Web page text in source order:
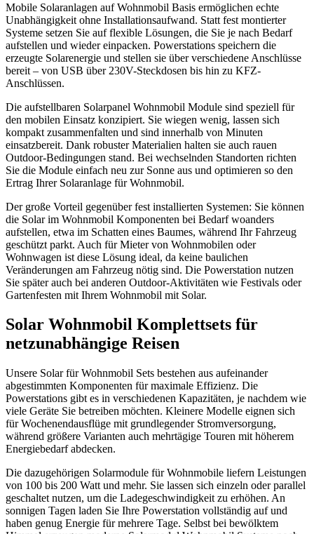
Mobile Solaranlagen auf Wohnmobil Basis ermöglichen echte
Unabhängigkeit ohne Installationsaufwand. Statt fest montierter
Systeme setzen Sie auf flexible Lösungen, die Sie je nach Bedarf
aufstellen und wieder einpacken. Powerstations speichern die
erzeugte Solarenergie und stellen sie über verschiedene Anschlüsse
bereit – von USB über 230V-Steckdosen bis hin zu KFZ-
Anschlüssen.
Die aufstellbaren Solarpanel Wohnmobil Module sind speziell für
den mobilen Einsatz konzipiert. Sie wiegen wenig, lassen sich
kompakt zusammenfalten und sind innerhalb von Minuten
einsatzbereit. Dank robuster Materialien halten sie auch rauen
Outdoor-Bedingungen stand. Bei wechselnden Standorten richten
Sie die Module einfach neu zur Sonne aus und optimieren so den
Ertrag Ihrer Solaranlage für Wohnmobil.
Der große Vorteil gegenüber fest installierten Systemen: Sie können
die Solar im Wohnmobil Komponenten bei Bedarf woanders
aufstellen, etwa im Schatten eines Baumes, während Ihr Fahrzeug
geschützt parkt. Auch für Mieter von Wohnmobilen oder
Wohnwagen ist diese Lösung ideal, da keine baulichen
Veränderungen am Fahrzeug nötig sind. Die Powerstation nutzen
Sie später auch bei anderen Outdoor-Aktivitäten wie Festivals oder
Gartenfesten mit Ihrem Wohnmobil mit Solar.
Solar Wohnmobil Komplettsets für
netzunabhängige Reisen
Unsere Solar für Wohnmobil Sets bestehen aus aufeinander
abgestimmten Komponenten für maximale Effizienz. Die
Powerstations gibt es in verschiedenen Kapazitäten, je nachdem wie
viele Geräte Sie betreiben möchten. Kleinere Modelle eignen sich
für Wochenendausflüge mit grundlegender Stromversorgung,
während größere Varianten auch mehrtägige Touren mit höherem
Energiebedarf abdecken.
Die dazugehörigen Solarmodule für Wohnmobile liefern Leistungen
von 100 bis 200 Watt und mehr. Sie lassen sich einzeln oder parallel
geschaltet nutzen, um die Ladegeschwindigkeit zu erhöhen. An
sonnigen Tagen laden Sie Ihre Powerstation vollständig auf und
haben genug Energie für mehrere Tage. Selbst bei bewölktem